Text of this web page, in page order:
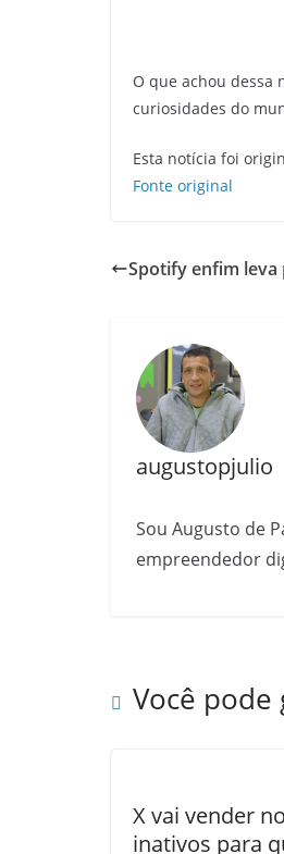
O que achou dessa
curiosidades do
Esta notícia foi
Fonte original
Spotify enfim leva
augustopjulio
Sou Augusto de
empreendedor
Você
X vai vender
inativos para